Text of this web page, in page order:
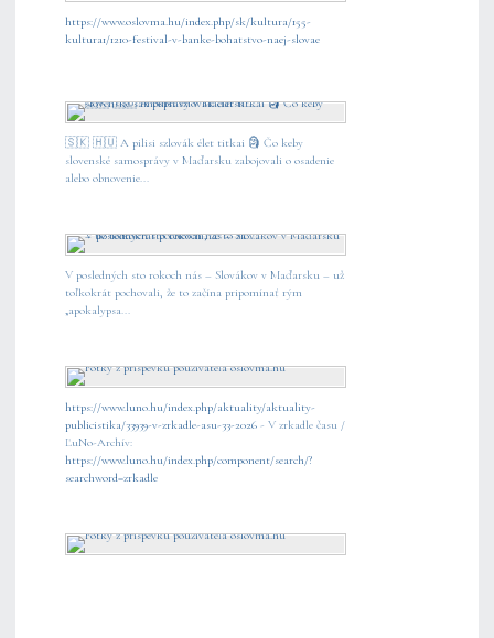
https://www.oslovma.hu/index.php/sk/kultura/155-
kultura1/1210-festival-v-banke-bohatstvo-naej-slovae
🇸🇰 🇭🇺 A pilisi szlovák élet titkai 🗿 Čo keby
slovenské samosprávy v Maďarsku zabojovali o osadenie
alebo obnovenie...
V posledných sto rokoch nás – Slovákov v Maďarsku – už
toľkokrát pochovali, že to začína pripomínať rým
„apokalypsa...
https://www.luno.hu/index.php/aktuality/aktuality-
publicistika/33939-v-zrkadle-asu-33-2026 - V zrkadle času /
ĽuNo-Archív:
https://www.luno.hu/index.php/component/search/?
searchword=zrkadle